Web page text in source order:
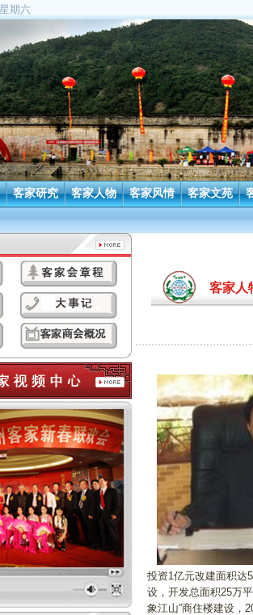
期六
客家研究 客家人物 客家风情 客家文苑
客家人
投资1亿元改建面积达
设，开发总面积25万
象江山”商住楼建设，